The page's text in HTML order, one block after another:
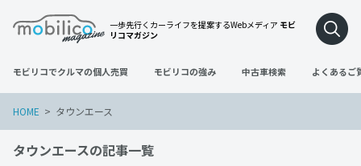
一歩先行くカーライフを提案するWebメディア モビ
リコマガジン
モビリコでクルマの個人売買 モビリコの強み 中古車検索 よくあるご
HOME タウンエース
タウンエースの記事一覧